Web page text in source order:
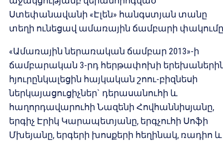
Ստեփանավանի «Էլեն» հանգստյան տանը
տեղի ունեցավ ամառային ճամբարի
«Ամառային ներառական ճամբար 2013»-ի
ճամբարական 3-րդ հերթափոխի
հյուրընկալեցին հայկական շոու-բիզնեսի
ներկայացուցիչներ` դերասանուհի և
հաղորդավարուհի Նազենի Հովհաննիսյանը,
երգիչ Էրիկ Կարապետյանը, երգչուհի Սոֆի
Մխեյանը, երգերի խոսքերի հեղինակ, ռադիո և